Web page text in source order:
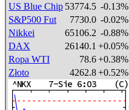
US Blue Chip 53774.5 -0.13%
S&P500 Fut
7730.0 -0.02%
Nikkei
65106.2 -0.88%
DAX
26140.1 +0.05%
Ropa WTI
78.6+0.38%
Złoto
4262.8+0.52%